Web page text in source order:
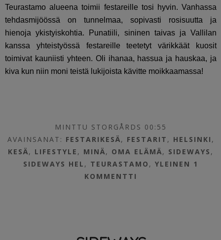
Teurastamo alueena toimii festareille tosi hyvin. Vanhassa
tehdasmijöössä on tunnelmaa, sopivasti rosisuutta ja
hienoja ykistyiskohtia. Punatiili, sininen taivas ja Vallilan
kanssa yhteistyössä festareille teetetyt värikkäät kuosit
toimivat kauniisti yhteen. Oli ihanaa, hassua ja hauskaa, ja
kiva kun niin moni teistä lukijoista kävitte moikkaamassa!
MINTTU STORGÅRDS 00:55
AVAINSANAT: FESTARIKESÄ, FESTARIT , HELSINKI ,
KESÄ, LIFESTYLE , MINÄ, OMA ELÄMÄ, SIDEWAYS ,
SIDEWAYS HEL , TEURASTAMO ,YLEINEN 1
KOMMENTTI